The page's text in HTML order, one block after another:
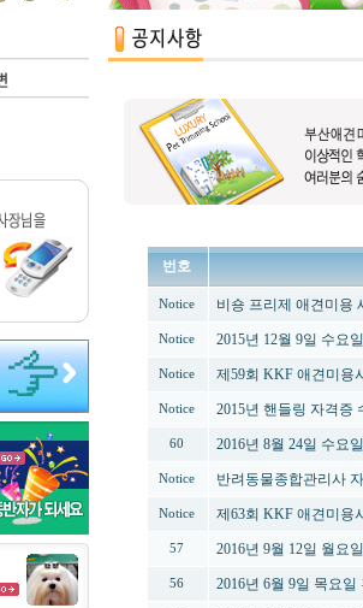
번호
Notice 비숑 프리제 애견미용
Notice 2015년 12월 9일 수요
Notice 제59회 KKF 애견미용
Notice 2015년 핸들링 자격증
60 2016년 8월 24일 수요
Notice 반려동물종합관리사
Notice 제63회 KKF 애견미용
57 2016년 9월 12일 월요
56 2016년 6월 9일 목요